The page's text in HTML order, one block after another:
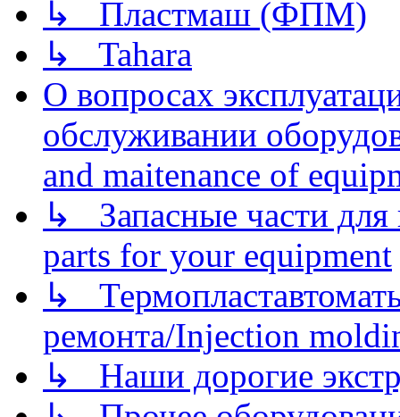
↳ Пластмаш (ФПМ)
↳ Tahara
О вопросах
обслуживании
and maitenance of
↳ Запасные части для
parts for your equipment
↳
ремонта/Injection
↳ Наши дорогие